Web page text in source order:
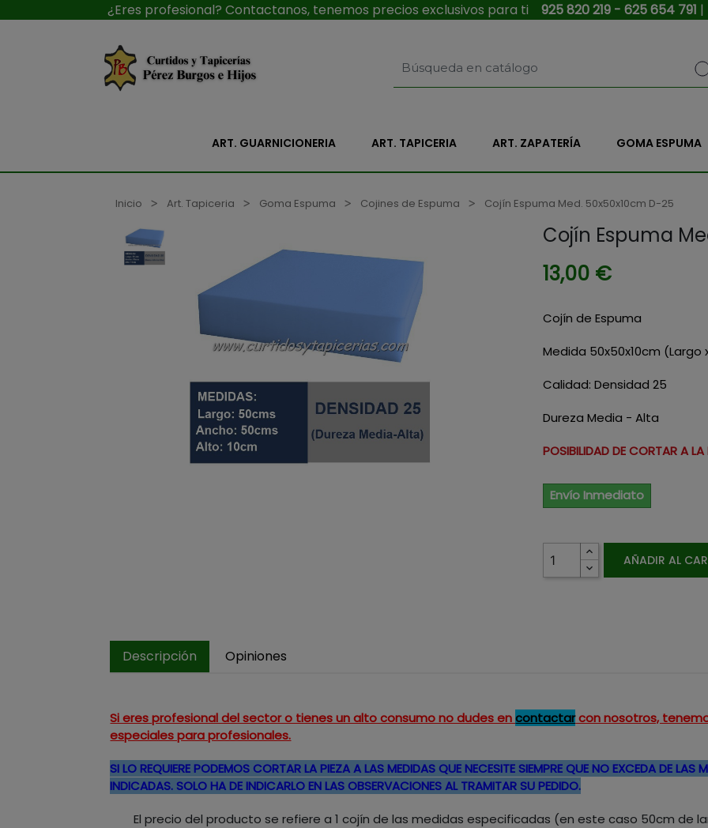
¿Eres profesional? Contactanos, tenemos precios exclusivos para ti 925 820 219 - 625 654 791 |
ART. GUARNICIONERIA ART. TAPICERIA ART. ZAPATERÍA GOMA ESPUMA
Inicio Art. Tapiceria Goma Espuma Cojines de Espuma Cojín Espuma Med. 50x50x10cm D-25
Cojín Espuma
13,00 €
Cojín de Espuma
Medida 50x50x10cm (Largo
Calidad: Densidad 25
Dureza Media - Alta
POSIBILIDAD DE CORTAR A LA
Envío Inmediato
AÑADIR AL
Descripción Opiniones
Si eres profesional del sector o tienes un alto consumo no dudes encontactarcon nosotros,
especiales para profesionales.
SI LO REQUIERE PODEMOS CORTAR LA PIEZA A LAS MEDIDAS QUE NECESITE SIEMPRE QUE NO EXCEDA DE LAS
INDICADAS. SOLO HA DE INDICARLO EN LAS OBSERVACIONES AL TRAMITAR SU PEDIDO.
El precio del producto se refiere a 1 cojín de las medidas especificadas (en este caso 50cm de